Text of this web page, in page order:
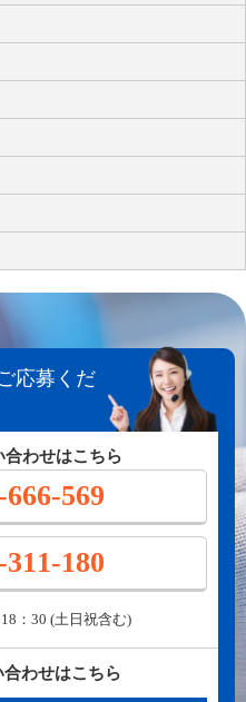
応募くだ
合わせはこちら
666-569
311-180
：30 (土日祝含む)
わせはこちら